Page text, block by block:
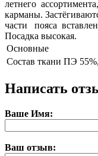
летнего
карманы.
части пояса
Посадка высокая.
Основные
Состав ткани ПЭ
Написать
Ваше Имя:
Ваш отзыв: